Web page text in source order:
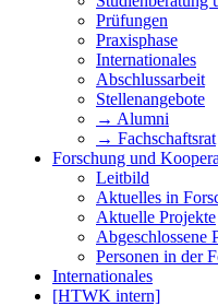
Prüfungen
Praxisphase
Internationales
Abschlussarbeit
Stellenangebote
→ Alumni
→ Fachschaftsrat
Forschung und
Leitbild
Aktuelles in
Aktuelle Projekte
Abgeschlossene
Personen in der
Internationales
[HTWK intern]